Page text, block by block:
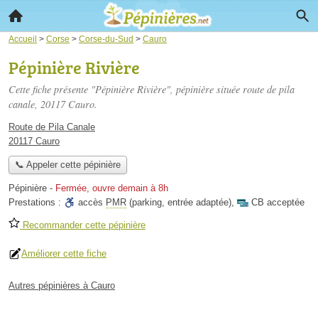
Accueil > Corse > Corse-du-Sud > Cauro
Pépinière Rivière
Cette fiche présente "Pépinière Rivière", pépinière située route de pila
canale, 20117 Cauro.
Route de Pila Canale
20117 Cauro
📞 Appeler cette pépinière
Pépinière - Fermée, ouvre demain à 8h
Prestations :
accès PMR (parking, entrée adaptée), CB acceptée
Recommander cette pépinière
Améliorer cette fiche
Autres pépinières à Cauro